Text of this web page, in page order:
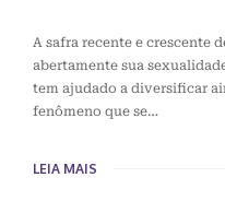
A safra recente e crescente
abertamente sua
tem ajudado a diversificar
fenômeno que se…
LEIA MAIS